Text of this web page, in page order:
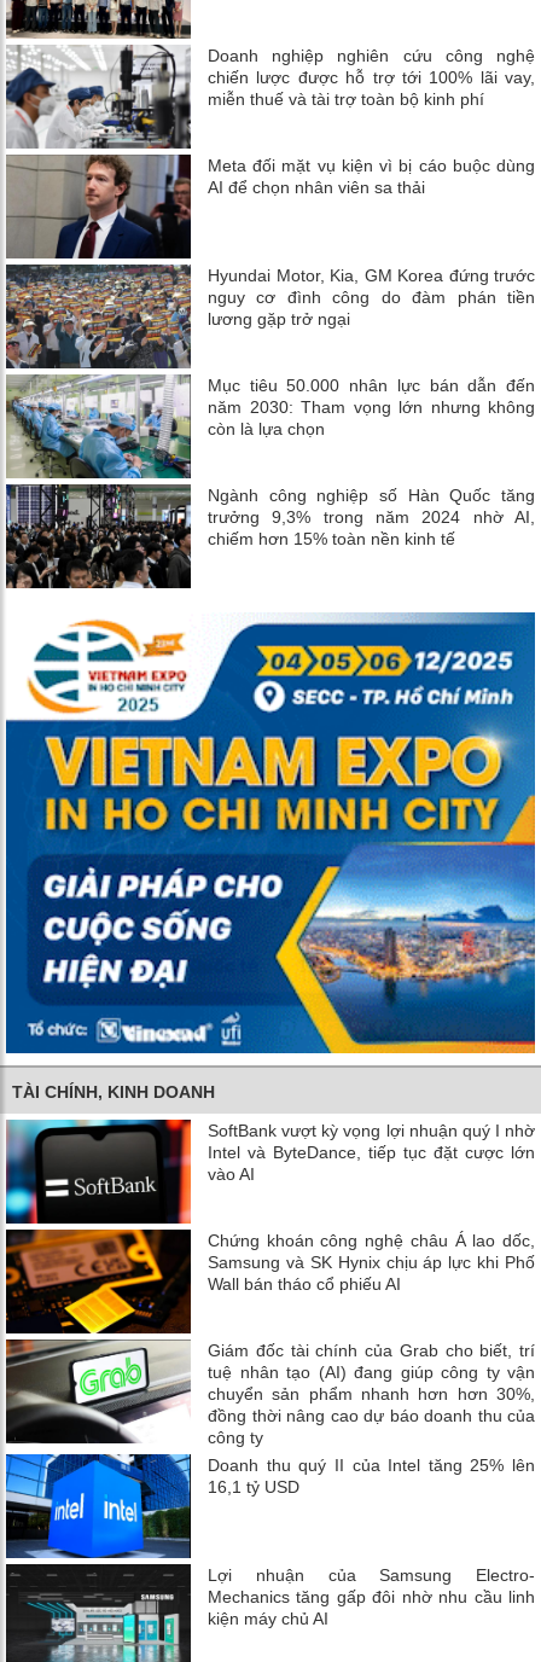
Doanh nghiệp nghiên cứu công nghệ
chiến lược được hỗ trợ tới 100% lãi vay,
miễn thuế và tài trợ toàn bộ kinh phí
Meta đối mặt vụ kiện vì bị cáo buộc dùng
AI để chọn nhân viên sa thải
Hyundai Motor, Kia, GM Korea đứng trước
nguy cơ đình công do đàm phán tiền
lương gặp trở ngại
Mục tiêu 50.000 nhân lực bán dẫn đến
năm 2030: Tham vọng lớn nhưng không
còn là lựa chọn
Ngành công nghiệp số Hàn Quốc tăng
trưởng 9,3% trong năm 2024 nhờ AI,
chiếm hơn 15% toàn nền kinh tế
TÀI CHÍNH, KINH DOANH
SoftBank vượt kỳ vọng lợi nhuận quý I nhờ
Intel và ByteDance, tiếp tục đặt cược lớn
vào AI
Chứng khoán công nghệ châu Á lao dốc,
Samsung và SK Hynix chịu áp lực khi Phố
Wall bán tháo cổ phiếu AI
Giám đốc tài chính của Grab cho biết, trí
tuệ nhân tạo (AI) đang giúp công ty vận
chuyển sản phẩm nhanh hơn hơn 30%,
đồng thời nâng cao dự báo doanh thu của
công ty
Doanh thu quý II của Intel tăng 25% lên
16,1 tỷ USD
Lợi nhuận của Samsung Electro-
Mechanics tăng gấp đôi nhờ nhu cầu linh
kiện máy chủ AI